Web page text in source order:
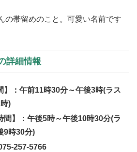
の帯留めのこと。可愛い名前です
詳細情報
】：午前11時30分～午後3時(ラス
)
間】：午後5時～午後10時30分(ラ
9時30分)
257-5766